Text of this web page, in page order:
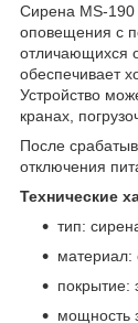
Сирена MS-190
оповещения с
отличающихся
обеспечивает
Устройство
кранах,
После
отключения
Технические
тип:
материал:
покрытие:
мощность